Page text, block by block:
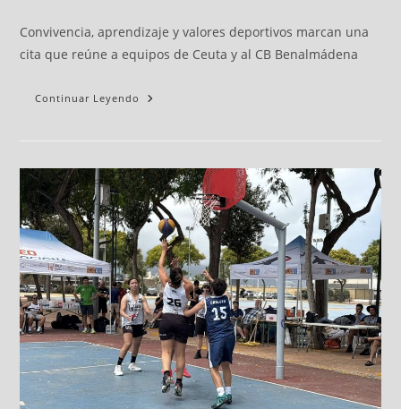
Convivencia, aprendizaje y valores deportivos marcan una
cita que reúne a equipos de Ceuta y al CB Benalmádena
Continuar Leyendo